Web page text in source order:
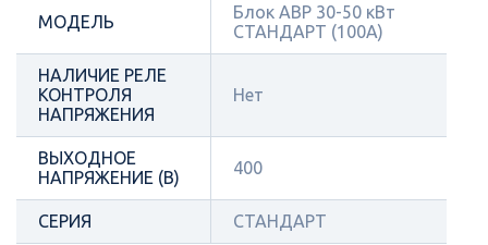
МОДЕЛЬ
Блок АВР 30-50 кВт
СТАНДАРТ (100А)
НАЛИЧИЕ РЕЛЕ
КОНТРОЛЯ
НАПРЯЖЕНИЯ
Нет
ВЫХОДНОЕ
НАПРЯЖЕНИЕ (В)
400
СЕРИЯ СТАНДАРТ